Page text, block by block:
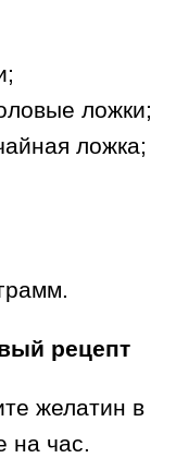
ложки;
ложка;
рецепт
желатин в
на час.